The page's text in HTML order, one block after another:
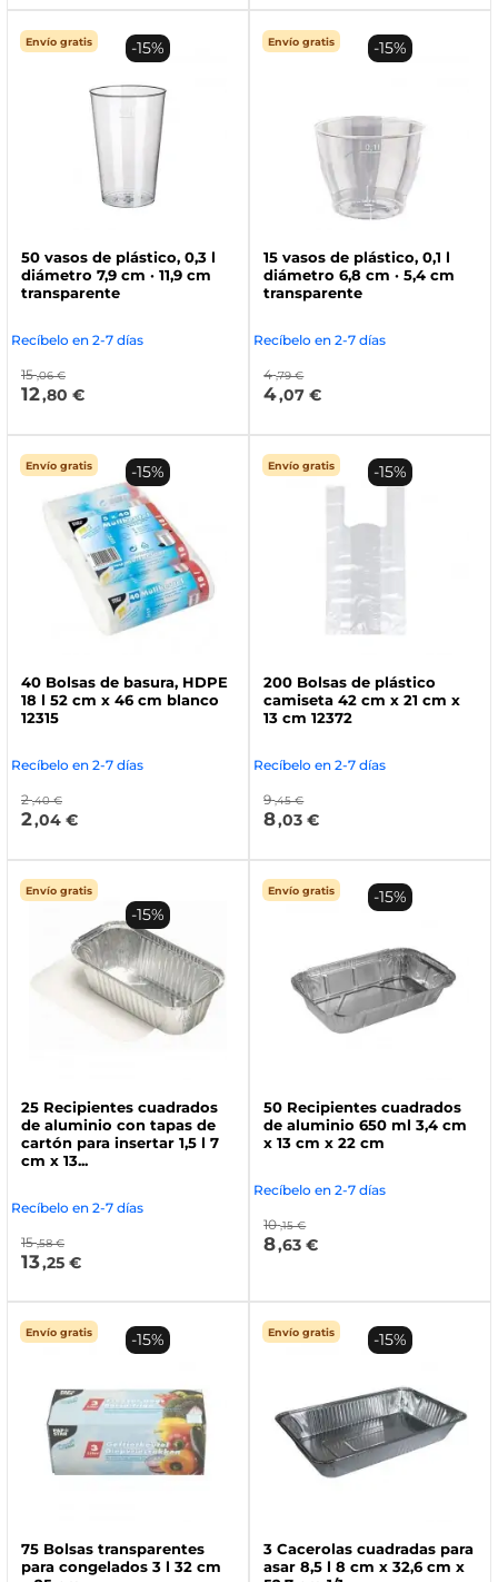
Envío gratis
50 vasos de plástico, 0,3 l
diámetro 7,9 cm · 11,9 cm
transparente
Recíbelo en 2-7 días
15 ,06 €
12,80 €
-15% Envío gratis
15 vasos de plástico, 0,1 l
diámetro 6,8 cm · 5,4 cm
transparente
Recíbelo en 2-7 días
4 ,79 €
4,07 €
-15%
Envío gratis
40 Bolsas de basura, HDPE
18 l 52 cm x 46 cm blanco
12315
Recíbelo en 2-7 días
2 ,40 €
2,04 €
-15% Envío gratis
200 Bolsas de plástico
camiseta 42 cm x 21 cm x
13 cm 12372
Recíbelo en 2-7 días
9 ,45 €
8,03 €
-15%
Envío gratis
25 Recipientes cuadrados
de aluminio con tapas de
cartón para insertar 1,5 l 7
cm x 13...
Recíbelo en 2-7 días
15 ,58 €
13,25 €
-15%
Envío gratis
50 Recipientes cuadrados
de aluminio 650 ml 3,4 cm
x 13 cm x 22 cm
Recíbelo en 2-7 días
10 ,15 €
8,63 €
-15%
Envío gratis
75 Bolsas transparentes
para congelados 3 l 32 cm
-15% Envío gratis
3 Cacerolas cuadradas para
asar 8,5 l 8 cm x 32,6 cm x
-15%